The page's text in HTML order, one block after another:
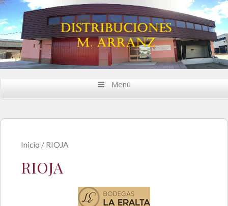
Saltar al contenido
Menú
Inicio / RIOJA
RIOJA